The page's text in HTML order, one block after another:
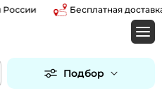
Бесплатная доставка
Подбор